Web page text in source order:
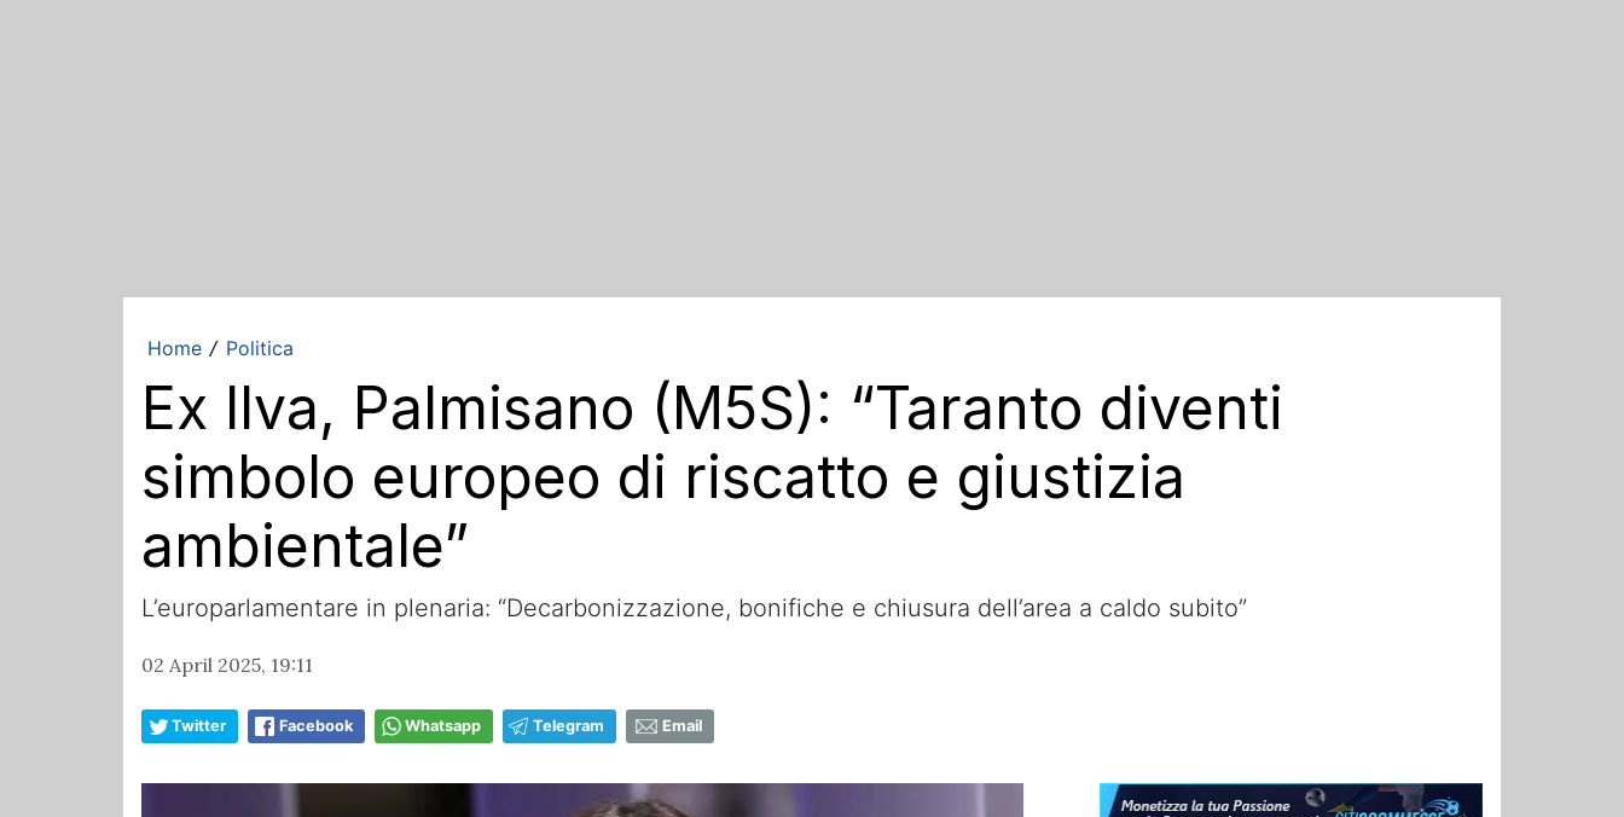
Home / Politica
Ex Ilva, Palmisano (M5S): “Taranto diventi
simbolo europeo di riscatto e giustizia
ambientale”
L’europarlamentare in plenaria: “Decarbonizzazione, bonifiche e chiusura dell’area a caldo subito”
02 April 2025, 19:11
Twitter Facebook Whatsapp Telegram Email